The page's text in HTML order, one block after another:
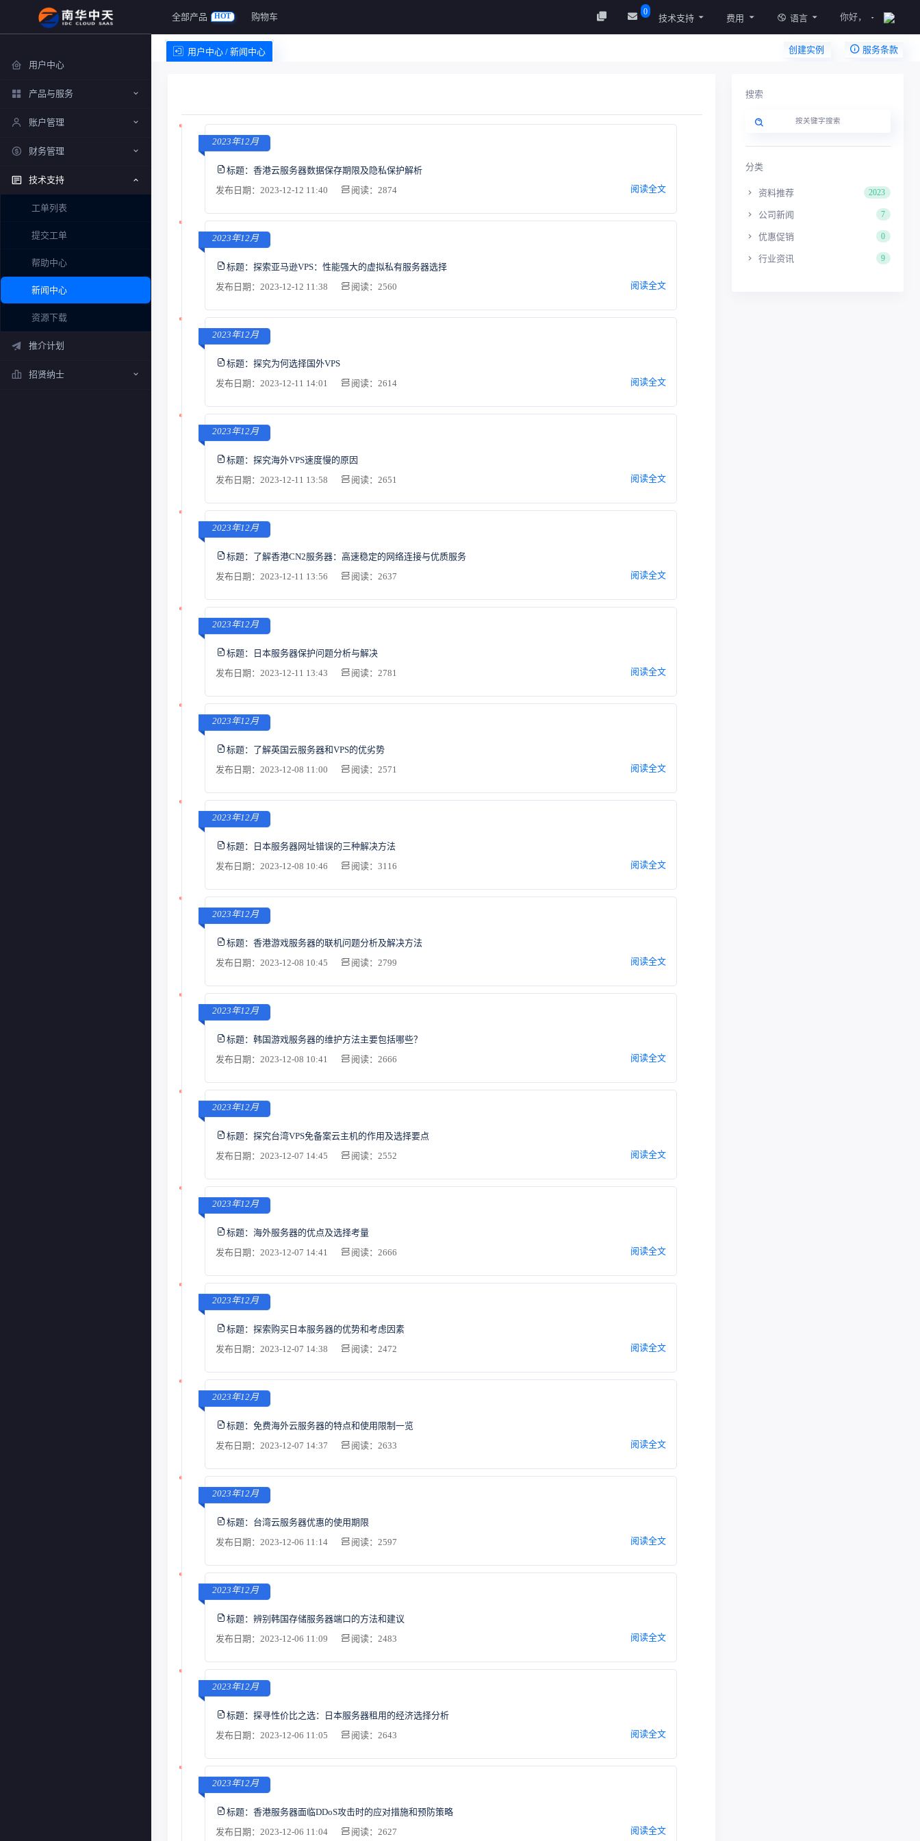
全部产品 HOT 购物车 0
技术支持 费用 语言 你好，
用户中心 / 新闻中心 创建实例
服务条款
用户中心
产品与服务
账户管理
财务管理
技术支持
工单列表
提交工单
帮助中心
新闻中心
资源下载
推介计划
招贤纳士
2023年12月
标题： 香港云服务器数据保存期限及隐私保护解析
发布日期：2023-12-12 11:40
阅读：2874 阅读全文
2023年12月
标题： 探索亚马逊VPS：性能强大的虚拟私有服务器选择
发布日期：2023-12-12 11:38
阅读：2560 阅读全文
2023年12月
标题： 探究为何选择国外VPS
发布日期：2023-12-11 14:01
阅读：2614 阅读全文
2023年12月
标题： 探究海外VPS速度慢的原因
发布日期：2023-12-11 13:58
阅读：2651 阅读全文
2023年12月
标题： 了解香港CN2服务器：高速稳定的网络连接与优质服务
发布日期：2023-12-11 13:56
阅读：2637 阅读全文
2023年12月
标题：
日本服务器保护问题分析与解决
发布日期：2023-12-11 13:43
阅读：2781 阅读全文
2023年12月
标题： 了解英国云服务器和VPS的优劣势
发布日期：2023-12-08 11:00
阅读：2571 阅读全文
2023年12月
标题：
日本服务器网址错误的三种解决方法
发布日期：2023-12-08 10:46
阅读：3116 阅读全文
2023年12月
标题： 香港游戏服务器的联机问题分析及解决方法
发布日期：2023-12-08 10:45
阅读：2799 阅读全文
2023年12月
标题： 韩国游戏服务器的维护方法主要包括哪些？
发布日期：2023-12-08 10:41
阅读：2666 阅读全文
2023年12月
标题： 探究台湾VPS免备案云主机的作用及选择要点
发布日期：2023-12-07 14:45
阅读：2552 阅读全文
2023年12月
标题： 海外服务器的优点及选择考量
发布日期：2023-12-07 14:41
阅读：2666 阅读全文
2023年12月
标题： 探索购买日本服务器的优势和考虑因素
发布日期：2023-12-07 14:38
阅读：2472 阅读全文
2023年12月
标题： 免费海外云服务器的特点和使用限制一览
发布日期：2023-12-07 14:37
阅读：2633 阅读全文
2023年12月
标题： 台湾云服务器优惠的使用期限
发布日期：2023-12-06 11:14
阅读：2597 阅读全文
2023年12月
标题： 辨别韩国存储服务器端口的方法和建议
发布日期：2023-12-06 11:09
阅读：2483 阅读全文
2023年12月
标题： 探寻性价比之选：日本服务器租用的经济选择分析
发布日期：2023-12-06 11:05
阅读：2643 阅读全文
2023年12月
标题： 香港服务器面临DDoS攻击时的应对措施和预防策略
发布日期：2023-12-06 11:04
阅读：2627 阅读全文
搜索
分类
资料推荐 2023
公司新闻 7
优惠促销 0
行业资讯 9